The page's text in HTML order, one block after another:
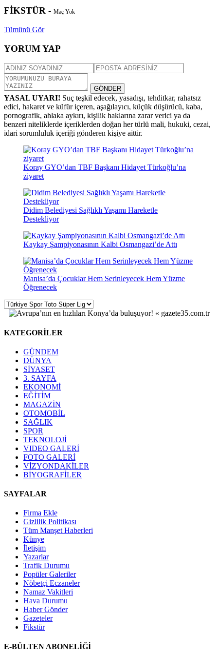
FİKSTÜR - Maç Yok
Tümünü Gör
YORUM YAP
GÖNDER
YASAL UYARI! Suç teşkil edecek, yasadışı, tehditkar, rahatsız
edici, hakaret ve küfür içeren, aşağılayıcı, küçük düşürücü, kaba,
pornografik, ahlaka aykırı, kişilik haklarına zarar verici ya da
benzeri niteliklerde içeriklerden doğan her türlü mali, hukuki, cezai,
idari sorumluluk içeriği gönderen kişiye aittir.
Koray GYO’dan TBF Başkanı Hidayet Türkoğlu’na
ziyaret
Didim Belediyesi Sağlıklı Yaşamı Hareketle
Destekliyor
Kaykay Şampiyonasının Kalbi Osmangazi’de Attı
Manisa’da Çocuklar Hem Serinleyecek Hem Yüzme
Öğrenecek
KATEGORİLER
GÜNDEM
DÜNYA
SİYASET
3. SAYFA
EKONOMİ
EĞİTİM
MAGAZİN
OTOMOBİL
SAĞLIK
SPOR
TEKNOLOJİ
VIDEO GALERİ
FOTO GALERİ
VİZYONDAKİLER
BİYOGRAFİLER
SAYFALAR
Firma Ekle
Gizlilik Politikası
Tüm Manşet Haberleri
Künye
İletişim
Yazarlar
Trafik Durumu
Popüler Galeriler
Nöbetçi Eczaneler
Namaz Vakitleri
Hava Durumu
Haber Gönder
Gazeteler
Fikstür
E-BÜLTEN ABONELİĞİ